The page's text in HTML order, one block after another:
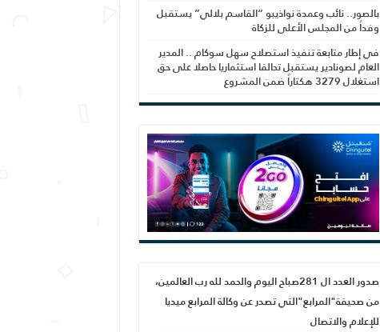
بالصور.. نائب وعمدة نواذيبو “القاسم بلالي” يستقبل
وفداً من المجلس الأعلى للزكاة
في إطار متابعة تنفيذ استصلاح سهل سوكام .. المدير
العام لصونادير يستقبل تحالفا استثماريا حاصلا على حق
استغلال 3279 هكتاراً ضمن المشروع
صدور العدد ال 281صباح اليوم والحمد لله رب العالمين،
من صحيفة"المرابع"التي تصدر عن وكالة المرابع ميديا
للإعلام والاتصال